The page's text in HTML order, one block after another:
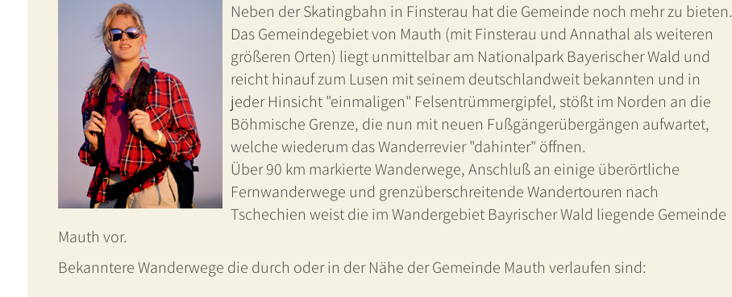
Neben der Skatingbahn in Finsterau hat die Gemeinde noch mehr zu bieten.
Das Gemeindegebiet von Mauth (mit Finsterau und Annathal als weiteren
größeren Orten) liegt unmittelbar am Nationalpark Bayerischer Wald und
reicht hinauf zum Lusen mit seinem deutschlandweit bekannten und in
jeder Hinsicht "einmaligen" Felsentrümmergipfel, stößt im Norden an die
Böhmische Grenze, die nun mit neuen Fußgängerübergängen aufwartet,
welche wiederum das Wanderrevier "dahinter" öffnen.
Über 90 km markierte Wanderwege, Anschluß an einige überörtliche
Fernwanderwege und grenzüberschreitende Wandertouren nach
Tschechien weist die im Wandergebiet Bayrischer Wald liegende Gemeinde
Mauth vor.
Bekanntere Wanderwege die durch oder in der Nähe der Gemeinde Mauth verlaufen sind: